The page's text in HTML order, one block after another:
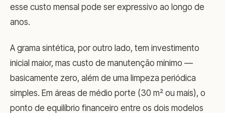
esse custo mensal pode ser expressivo ao longo de
anos.
A grama sintética, por outro lado, tem investimento
inicial maior, mas custo de manutenção mínimo —
basicamente zero, além de uma limpeza periódica
simples. Em áreas de médio porte (30 m² ou mais), o
ponto de equilíbrio financeiro entre os dois modelos